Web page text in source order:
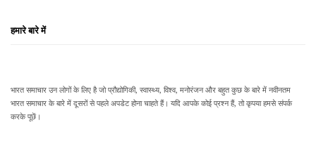
हमारे बारे में
भारत समाचार उन लोगों के लिए है जो प्रौद्योगिकी, स्वास्थ्य, विश्व, मनोरंजन और बहुत कुछ के बारे में नवीनतम
भारत समाचार के बारे में दूसरों से पहले अपडेट होना चाहते हैं। यदि आपके कोई प्रश्न हैं, तो कृपया हमसे संपर्क
करके पूछें।